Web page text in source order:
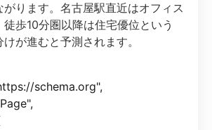
がります。名古屋駅直近はオフィス
徒歩10分圏以降は住宅優位という
が進むと予測されます。
schema.org",